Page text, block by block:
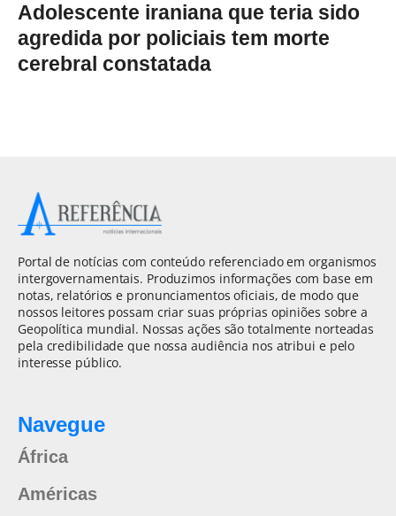
Adolescente iraniana que teria sido
agredida por policiais tem morte
cerebral constatada
Portal de notícias com conteúdo referenciado em organismos
intergovernamentais. Produzimos informações com base em
notas, relatórios e pronunciamentos oficiais, de modo que
nossos leitores possam criar suas próprias opiniões sobre a
Geopolítica mundial. Nossas ações são totalmente norteadas
pela credibilidade que nossa audiência nos atribui e pelo
interesse público.
Navegue
África
Américas